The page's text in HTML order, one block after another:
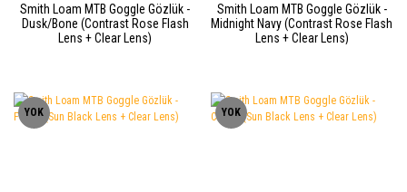
Smith Loam MTB Goggle Gözlük -
Dusk/Bone (Contrast Rose Flash
Lens + Clear Lens)
Smith Loam MTB Goggle Gözlük -
Midnight Navy (Contrast Rose Flash
Lens + Clear Lens)
YOK YOK